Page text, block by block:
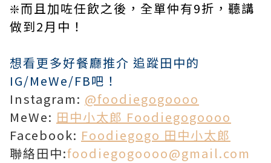
❇️而且加咗任飲之後，全單仲有9折，聽講
做到2月中！
想看更多好餐廳推介 追蹤田中的
IG/MeWe/FB吧！
Instagram: @foodiegogoooo
MeWe: 田中小太郎 Foodiegogoooo
Facebook: Foodiegogo 田中小太郎
聯絡田中:foodiegogoooo@gmail.com